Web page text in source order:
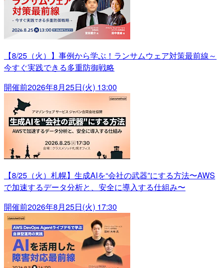
【8/25（火）】事例から学ぶ！ランサムウェア対策最前線～
今すぐ実践できる多重防御戦略
開催前2026年8月25日(火) 13:00
【8/25（火）札幌】生成AIを“会社の武器”にする方法〜AWS
で加速するデータ分析と、安全に導入する仕組み〜
開催前2026年8月25日(火) 17:30